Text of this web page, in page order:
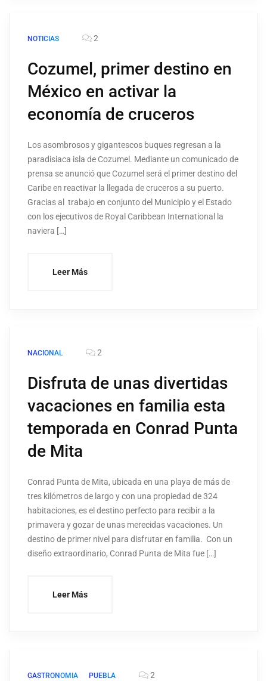
NOTICIAS 2
Cozumel, primer destino en
México en activar la
economía de cruceros
Los asombrosos y gigantescos buques regresan a la
paradisiaca isla de Cozumel. Mediante un comunicado de
prensa se anunció que Cozumel será el primer destino del
Caribe en reactivar la llegada de cruceros a su puerto.
Gracias al trabajo en conjunto del Municipio y el Estado
con los ejecutivos de Royal Caribbean International la
naviera […]
Leer Más
NACIONAL 2
Disfruta de unas divertidas
vacaciones en familia esta
temporada en Conrad Punta
de Mita
Conrad Punta de Mita, ubicada en una playa de más de
tres kilómetros de largo y con una propiedad de 324
habitaciones, es el destino perfecto para recibir a la
primavera y gozar de unas merecidas vacaciones. Un
destino de primer nivel para disfrutar en familia. Con un
diseño extraordinario, Conrad Punta de Mita fue […]
Leer Más
GASTRONOMIA PUEBLA 2